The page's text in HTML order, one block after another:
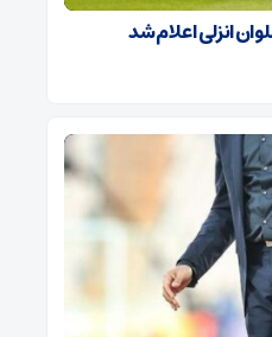
انزلی اعلام شد